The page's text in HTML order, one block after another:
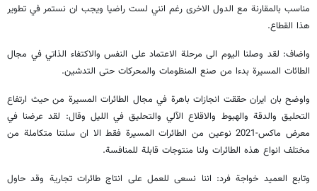
مناسب بالمقارنة مع الدول الاخرى رغم انني لست راضيا ويجب ان نستمر في تطوير
هذا القطاع.
واضاف: لقد وصلنا اليوم الى مرحلة الاعتماد على النفس والاكتفاء الذاتي في مجال
الطائات المسيرة بدءا من صنع المنظومات والمحركات حتى التدشين.
واوضح بان ايران حققت انجازات باهرة في مجال الطائرات المسيرة من حيث ارتفاع
التحليق والدقة والهبوط والاقلاع الآلي والتحليق في الليل وقال: لقد عرضنا في
معرض ماكس-2021 نوعين من الطائرات المسيرة فقط الا ان سلتنا متكاملة من
مختلف انواع هذه الطائرات ولنا منتوجات قابلة للمنافسة.
وتابع العميد خواجة فرد: اننا نسعى للعمل على انتاج طائرات تجارية وقد حاول